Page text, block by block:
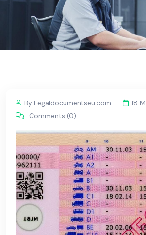
By Legaldocumentseu.com
18
Comments (0)